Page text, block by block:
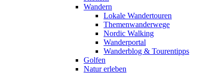
Wandern
Lokale Wandertouren
Themenwanderwege
Nordic Walking
Wanderportal
Wanderblog & Tourentipps
Golfen
Natur erleben